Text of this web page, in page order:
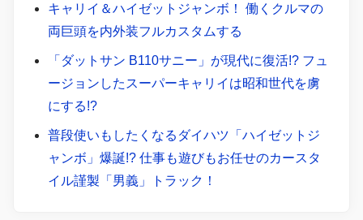
キャリイ＆ハイゼットジャンボ！ 働くクルマの
両巨頭を内外装フルカスタムする
「ダットサン B110サニー」が現代に復活!? フュ
ージョンしたスーパーキャリイは昭和世代を虜
にする!?
普段使いもしたくなるダイハツ「ハイゼットジ
ャンボ」爆誕!? 仕事も遊びもお任せのカースタ
イル謹製「男義」トラック！